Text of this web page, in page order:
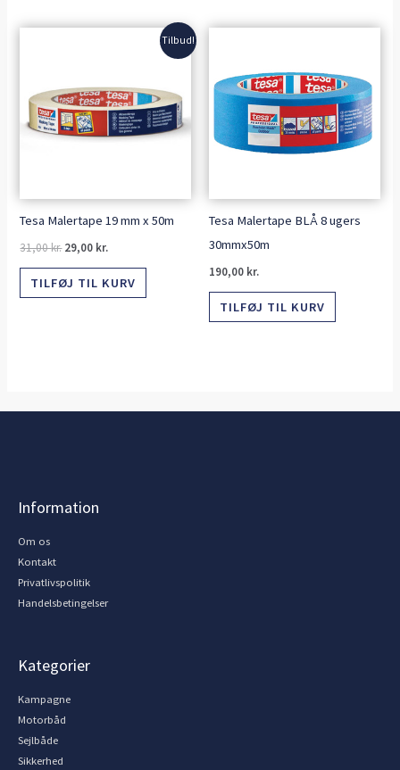
Tilbud!
Tesa Malertape 19 mm x 50m
31,00kr.
31,00 kr..
29,00 kr.
29,00 kr..
TILFØJ TIL KURV
Tesa Malertape BLÅ 8 ugers
30mmx50m
190,00 kr.
TILFØJ TIL KURV
Information
Om os
Kontakt
Privatlivspolitik
Handelsbetingelser
Kategorier
Kampagne
Motorbåd
Sejlbåde
Sikkerhed